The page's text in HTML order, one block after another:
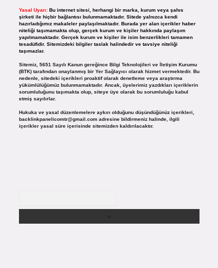
Yasal Uyarı: Bu internet sitesi, herhangi bir marka, kurum veya şahıs
şirketi ile hiçbir bağlantısı bulunmamaktadır. Sitede yalnızca kendi
hazırladığımız makaleler paylaşılmaktadır. Burada yer alan içerikler haber
niteliği taşımamakta olup, gerçek kurum ve kişiler hakkında paylaşım
yapılmamaktadır. Gerçek kurum ve kişiler ile isim benzerlikleri tamamen
tesadüfidir. Sitemizdeki bilgiler taslak halindedir ve tavsiye niteliği
taşımazlar.
Sitemiz, 5651 Sayılı Kanun gereğince Bilgi Teknolojileri ve İletişim Kurumu
(BTK) tarafından onaylanmış bir Yer Sağlayıcı olarak hizmet vermektedir. Bu
nedenle, sitedeki içerikleri proaktif olarak denetleme veya araştırma
yükümlülüğümüz bulunmamaktadır. Ancak, üyelerimiz yazdıkları içeriklerin
sorumluluğunu taşımakta olup, siteye üye olarak bu sorumluluğu kabul
etmiş sayılırlar.
Hukuka ve yasal düzenlemelere aykırı olduğunu düşündüğünüz içerikleri,
backlinkpanelicomtr@gmail.comadresine bildirmeniz halinde, ilgili
içerikler yasal süre içerisinde sitemizden kaldırılacaktır.